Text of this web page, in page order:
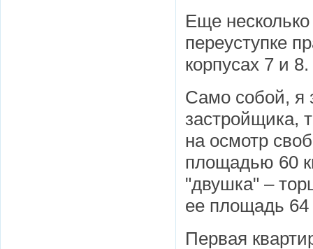
Еще
переуступке
корпусах 7 и 8.
Само собой, я
застройщика,
на осмотр
площадью 60
"двушка" –
ее площадь
Первая